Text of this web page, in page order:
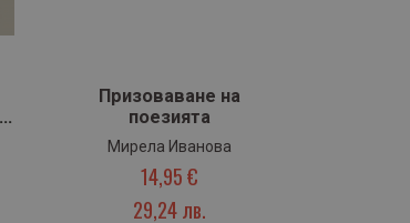
Призоваване на
поезията
Мирела Иванова
14,95 €
29,24 лв.